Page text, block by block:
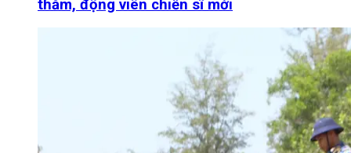
thăm, động viên chiến sĩ mới